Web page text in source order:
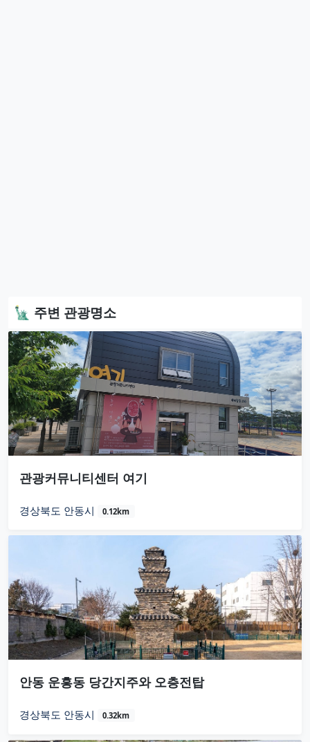
🗽 주변 관광명소
관광커뮤니티센터 여기
경상북도 안동시 0.12km
안동 운흥동 당간지주와 오층전탑
경상북도 안동시 0.32km